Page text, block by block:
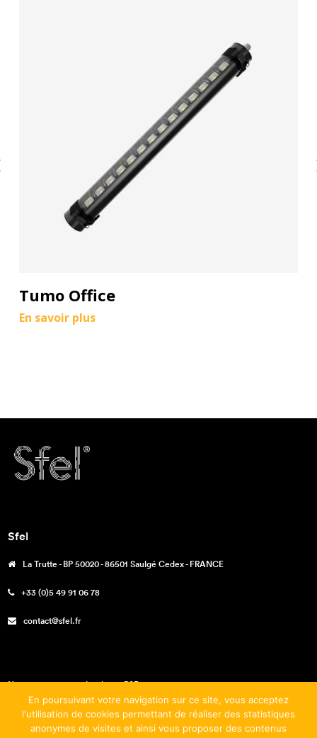
Tumo Office
En savoir plus
Sfel
La Trutte - BP 50020 - 86501 Saulgé Cedex - FRANCE
+33 (0)5 49 91 06 78
contact@sfel.fr
Nos engagements – La charte RSE
Téléchargements
En poursuivant votre navigation sur ce site, vous acceptez
l'utilisation de cookies permettant de réaliser des statistiques
anonymes de visites et ainsi vous proposer des contenus